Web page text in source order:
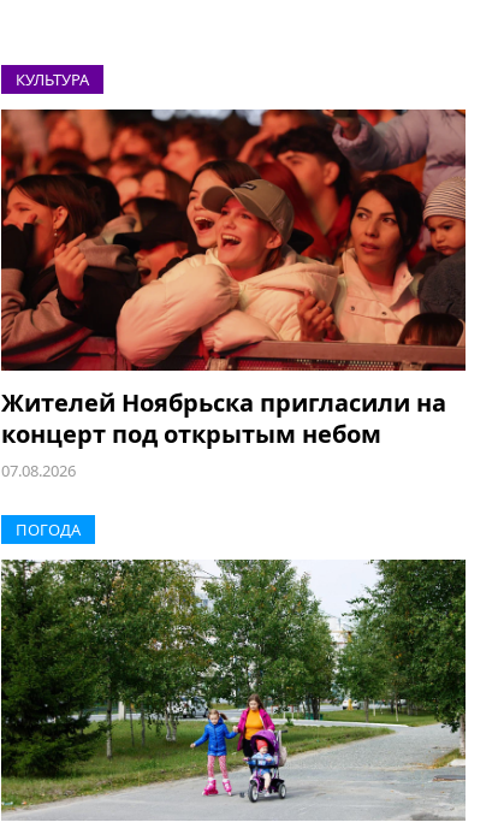
КУЛЬТУРА
Жителей Ноябрьска пригласили на
концерт под открытым небом
07.08.2026
ПОГОДА